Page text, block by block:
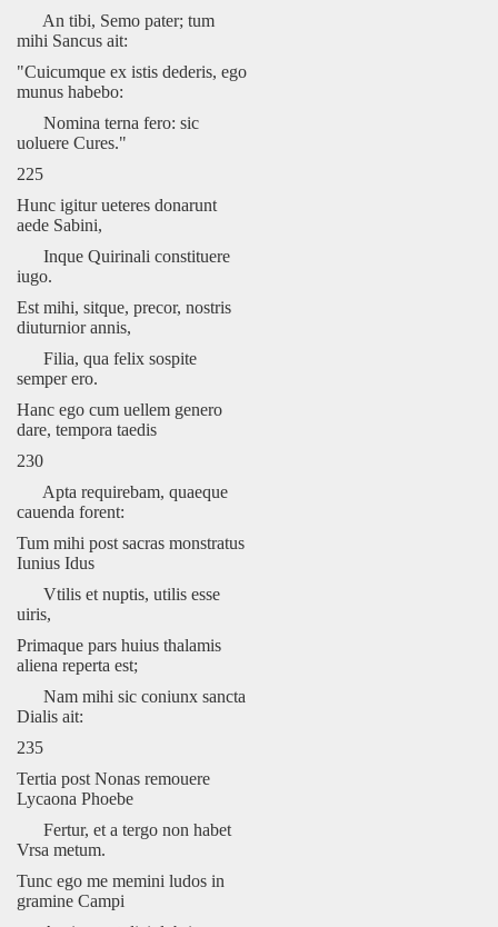
An tibi, Semo pater; tum
mihi Sancus ait:
"Cuicumque ex istis dederis, ego
munus habebo:
Nomina terna fero: sic
uoluere Cures."
225
Hunc igitur ueteres donarunt
aede Sabini,
Inque Quirinali constituere
iugo.
Est mihi, sitque, precor, nostris
diuturnior annis,
Filia, qua felix sospite
semper ero.
Hanc ego cum uellem genero
dare, tempora taedis
230
Apta requirebam, quaeque
cauenda forent:
Tum mihi post sacras monstratus
Iunius Idus
Vtilis et nuptis, utilis esse
uiris,
Primaque pars huius thalamis
aliena reperta est;
Nam mihi sic coniunx sancta
Dialis ait:
235
Tertia post Nonas remouere
Lycaona Phoebe
Fertur, et a tergo non habet
Vrsa metum.
Tunc ego me memini ludos in
gramine Campi